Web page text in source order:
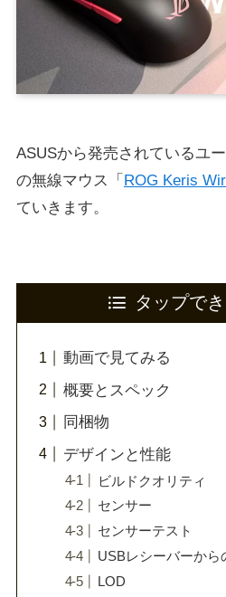
ASUSから発売されているユ
の無線マウス「 ROG Keris
ていきます。
タップで
動画で見てみる
概要とスペック
同梱物
デザインと性能
ビルドクオリティ
センサー
センサーテスト
USBレシーバーから
LOD